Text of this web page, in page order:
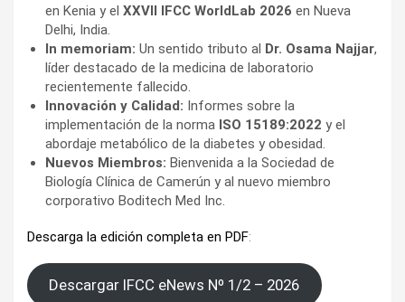
en Kenia y el XXVII IFCC WorldLab 2026 en Nueva
Delhi, India.
In memoriam: Un sentido tributo al Dr. Osama Najjar,
líder destacado de la medicina de laboratorio
recientemente fallecido.
Innovación y Calidad: Informes sobre la
implementación de la norma ISO 15189:2022 y el
abordaje metabólico de la diabetes y obesidad.
Nuevos Miembros: Bienvenida a la Sociedad de
Biología Clínica de Camerún y al nuevo miembro
corporativo Boditech Med Inc.
Descarga la edición completa en PDF:
Descargar IFCC eNews Nº 1/2 – 2026